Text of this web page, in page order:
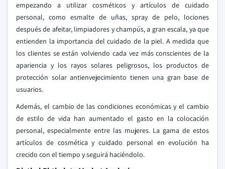
empezando a utilizar cosméticos y artículos de cuidado
personal, como esmalte de uñas, spray de pelo, lociones
después de afeitar, limpiadores y champús, a gran escala, ya que
entienden la importancia del cuidado de la piel. A medida que
los clientes se están volviendo cada vez más conscientes de la
apariencia y los rayos solares peligrosos, los productos de
protección solar antienvejecimiento tienen una gran base de
usuarios.
Además, el cambio de las condiciones económicas y el cambio
de estilo de vida han aumentado el gasto en la colocación
personal, especialmente entre las mujeres. La gama de estos
artículos de cosmética y cuidado personal en evolución ha
crecido con el tiempo y seguirá haciéndolo.